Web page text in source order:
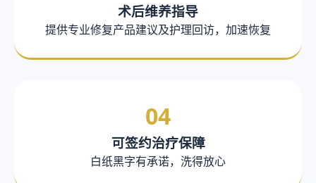
术后维养指导
提供专业修复产品建议及护理回访，加速恢复
04
可签约治疗保障
白纸黑字有承诺，洗得放心